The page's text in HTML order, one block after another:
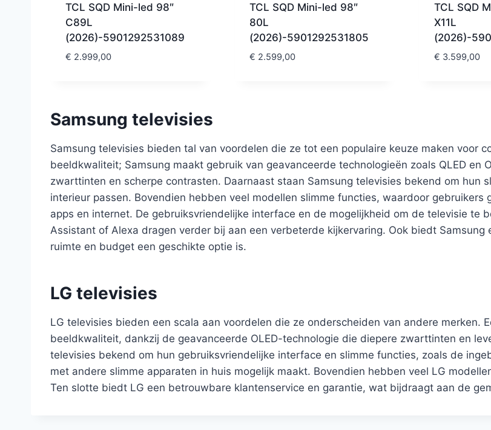
TCL SQD Mini-led 98″
C89L
(2026)-5901292531089
€ 2.999,00
TCL SQD Mini-led 98″
80L
(2026)-5901292531805
€ 2.599,00
TCL SQD
X11L
(2026)-
€ 3.599,00
Samsung televisies
Samsung televisies bieden tal van voordelen die ze tot een populaire keuze maken voor
beeldkwaliteit; Samsung maakt gebruik van geavanceerde technologieën zoals QLED en
zwarttinten en scherpe contrasten. Daarnaast staan Samsung televisies bekend om hun
interieur passen. Bovendien hebben veel modellen slimme functies, waardoor
apps en internet. De gebruiksvriendelijke interface en de mogelijkheid om de televisie te
Assistant of Alexa dragen verder bij aan een verbeterde kijkervaring. Ook biedt
ruimte en budget een geschikte optie is.
LG televisies
LG televisies bieden een scala aan voordelen die ze onderscheiden van andere merken.
beeldkwaliteit, dankzij de geavanceerde OLED-technologie die diepere zwarttinten en
televisies bekend om hun gebruiksvriendelijke interface en slimme functies, zoals de
met andere slimme apparaten in huis mogelijk maakt. Bovendien hebben veel LG
Ten slotte biedt LG een betrouwbare klantenservice en garantie, wat bijdraagt aan de